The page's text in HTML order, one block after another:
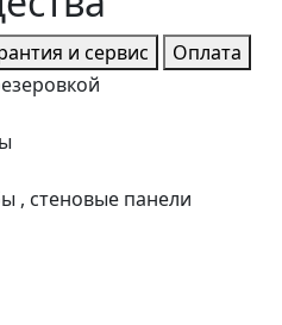
и сервис
Оплата
, стеновые панели